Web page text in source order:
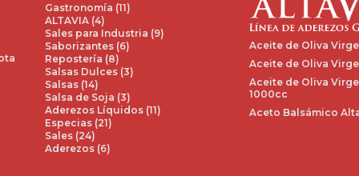
Gastronomía (11)
ALTAVIA (4)
Sales para Industria (9)
Saborizantes (6)
Repostería (8)
Salsas Dulces (3)
Salsas (14)
Salsa de Soja (3)
Aderezos Líquidos (11)
Especias (21)
Sales (24)
Aderezos (6)
Aceite de Oliva
Aceite de Oliva
Aceite de Oliva
1000cc
Aceto Balsámico